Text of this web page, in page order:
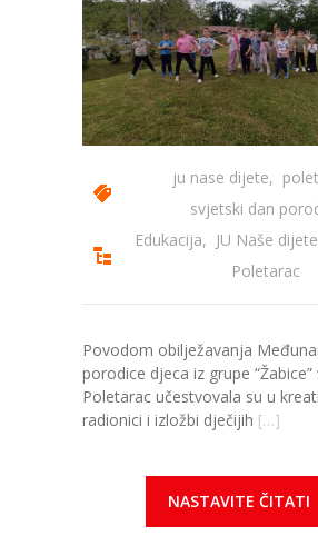
---- Zeko
---- Zvjezdica
---- Zvončica
-- Dokumenti
-- Javne nabavke
---- Plan javnih nabavki
---- Odluke o izboru i
ju nase dijete,
svjetski dan
Edukacija, JU Naše dijete
Poletarac
Povodom obilježavanja
porodice djeca iz grupe “Žabice”
Poletarac učestvovala su u
radionici i izložbi dječijih […]
NASTAVITE ČITATI